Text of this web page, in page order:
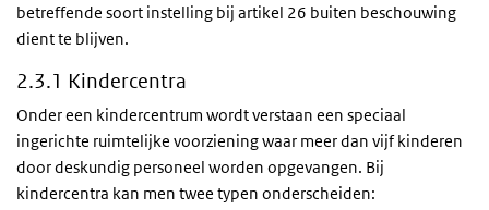
betreffende soort instelling bij artikel 26 buiten beschouwing
dient te blijven.
2.3.1 Kindercentra
Onder een kindercentrum wordt verstaan een speciaal
ingerichte ruimtelijke voorziening waar meer dan vijf kinderen
door deskundig personeel worden opgevangen. Bij
kindercentra kan men twee typen onderscheiden: